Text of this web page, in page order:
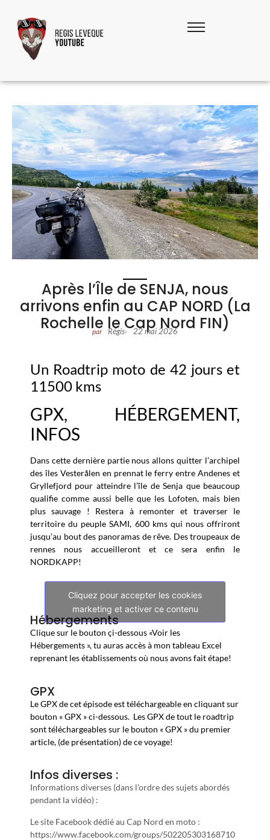
Après l’Île de SENJA, nous
arrivons enfin au CAP NORD (La
Rochelle le Cap Nord FIN)
par Régis- 22 mai 2026
Un Roadtrip moto de 42 jours et
11500 kms
GPX, HÉBERGEMENT,
INFOS
Dans cette dernière partie nous allons quitter l’archipel
des îles Vesterålen en prennat le ferry entre Andenes et
Gryllefjord pour atteindre l’île de Senja que beaucoup
qualifie comme aussi belle que les Lofoten, mais bien
plus sauvage ! Restera à remonter et traverser le
territoire du peuple SAMI, 600 kms qui nous offriront
jusqu’au bout des panoramas de rêve. Des troupeaux de
rennes nous accueilleront et ce sera enfin le
NORDKAPP!
Cliquez pour accepter les cookies
marketing et activer ce contenu
Hébergements
Clique sur le bouton çi-dessous «Voir les
Hébergements », tu auras accès à mon tableau Excel
reprenant les établissements où nous avons fait étape!
GPX
Le GPX de cet épisode est téléchargeable en cliquant sur
bouton « GPX » ci-dessous. Les GPX de tout le roadtrip
sont téléchargeables sur le bouton « GPX » du premier
article, (de présentation) de ce voyage!
Infos diverses :
Informations diverses (dans l’ordre des sujets abordés
pendant la vidéo) :
Le site Facebook dédié au Cap Nord en moto :
https://www.facebook.com/groups/502205303168710